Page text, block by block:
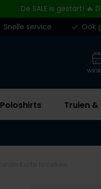
De SALE is gestart!
Snelle service Ook
Poloshirts Truien